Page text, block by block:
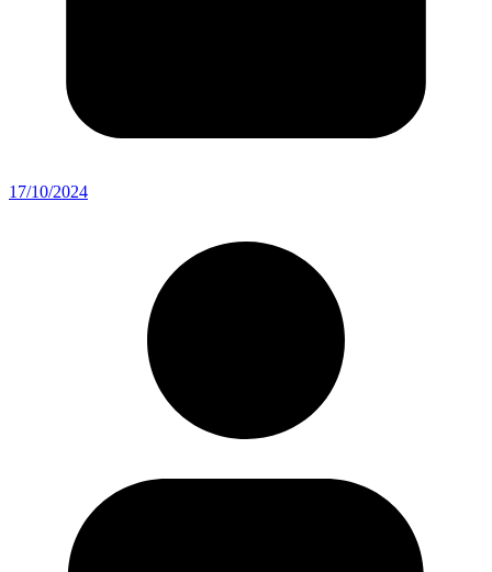
17/10/2024